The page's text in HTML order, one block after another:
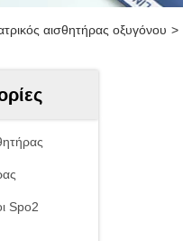
αισθητήρας οξυγόνου >
Spo2